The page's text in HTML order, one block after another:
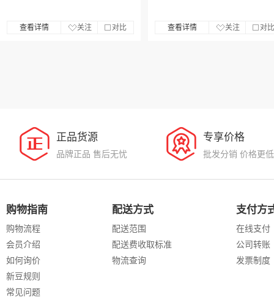
查看详情 关注 对比 查看详情 关注 对比
正品货源
品牌正品 售后无忧
专享价格
批发分销 价格更低
购物指南
购物流程
会员介绍
如何询价
新豆规则
常见问题
配送方式
配送范围
配送费收取标准
物流查询
支付方
在线支付
公司转账
发票制度